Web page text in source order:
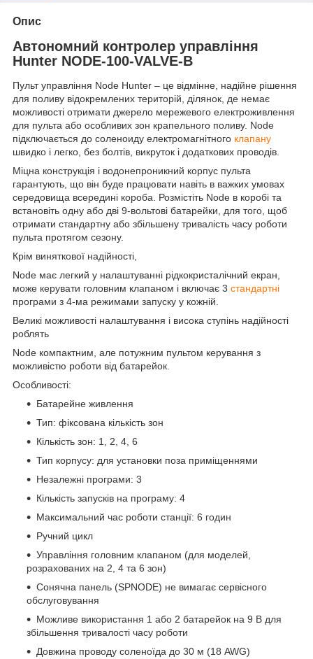
Опис
Автономний контролер управління
Hunter NODE-100-VALVE-B
Пульт управління Node Hunter – це відмінне, надійне рішення
для поливу відокремлених територій, ділянок, де немає
можливості отримати джерело мережевого електроживлення
для пульта або особливих зон крапельного поливу. Node
підключається до соленоиду електромагнітного клапану
швидко і легко, без болтів, викруток і додаткових проводів.
Міцна конструкція і водонепроникний корпус пульта
гарантують, що він буде працювати навіть в важких умовах
середовища всередині короба. Розмістіть Node в коробі та
встановіть одну або дві 9-вольтові батарейки, для того, щоб
отримати стандартну або збільшену тривалість часу роботи
пульта протягом сезону.
Крім виняткової надійності,
Node має легкий у налаштуванні рідкокристалічний екран,
може керувати головним клапаном і включає 3 стандартні
програми з 4-ма режимами запуску у кожній.
Великі можливості налаштування і висока ступінь надійності
роблять
Node компактним, але потужним пультом керування з
можливістю роботи від батарейок.
Особливості:
Батарейне живлення
Тип: фіксована кількість зон
Кількість зон: 1, 2, 4, 6
Тип корпусу: для установки поза приміщеннями
Незалежні програми: 3
Кількість запусків на програму: 4
Максимальний час роботи станції: 6 годин
Ручний цикл
Управління головним клапаном (для моделей,
розрахованих на 2, 4 та 6 зон)
Сонячна панель (SPNODE) не вимагає сервісного
обслуговування
Можливе використання 1 або 2 батарейок на 9 В для
збільшення тривалості часу роботи
Довжина проводу соленоїда до 30 м (18 AWG)